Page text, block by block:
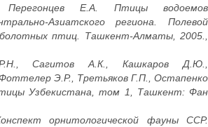
Е.А. Птицы водоемов
Азиатского региона. Полевой
птиц. Ташкент-Алматы, 2005.,
Сагитов А.К., Кашкаров Д.Ю.,
Э.Р., Третьяков Г.П., Остапенко
Узбекистана, том 1, Ташкент: Фан
орнитологической фауны ССР.